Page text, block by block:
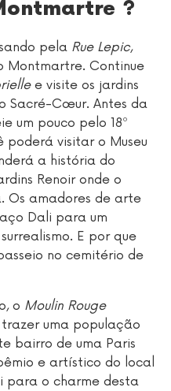
?
pela Rue Lepic,
Montmartre. Continue
e visite os jardins
Sacré-Cœur. Antes da
um pouco pelo 18º
poderá visitar o Museu
a história do
Renoir onde o
Os amadores de arte
Dali para um
E por que
no cemitério de
o Moulin Rouge
uma população
bairro de uma Paris
e artístico do local
para o charme desta